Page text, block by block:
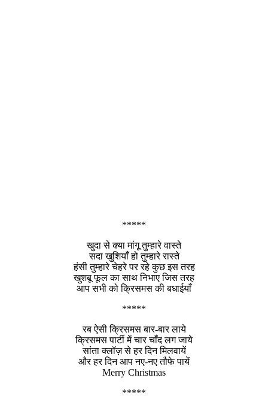
*****
खुदा से क्या मांगू तुम्हारे वास्ते
सदा खुशियाँ हो तुम्हारे रास्ते
हंसी तुम्हारे चेहरे पर रहे कुछ इस तरह
खुशबू फूल का साथ निभाए जिस तरह
आप सभी को क्रिसमस की बधाईयाँ
*****
रब ऐसी क्रिसमस बार-बार लाये
क्रिसमस पार्टी में चार चाँद लग जाये
सांता क्लॉज़ से हर दिन मिलवायें
और हर दिन आप नए-नए तौफे पायें
Merry Christmas
*****